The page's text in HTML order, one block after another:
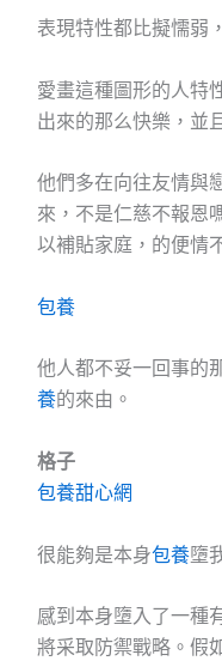
表現特性都比擬懦弱
愛畫這種圖形的人特
出來的那么快樂，並
他們多在向往友情與
來，不是仁慈不報恩
以補貼家庭，的便情
包養
他人都不妥一回事的
養的來由。
格子
包養甜心網
很能夠是本身包養墮
感到本身墮入了一種
將采取防禦戰略。假